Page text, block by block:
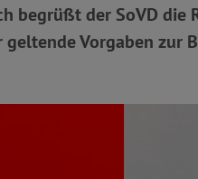
begrüßt der SoVD die
Vorgaben zur